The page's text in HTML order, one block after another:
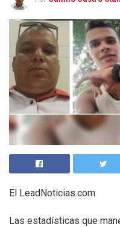
El LeadNoticias.com
Las estadísticas que